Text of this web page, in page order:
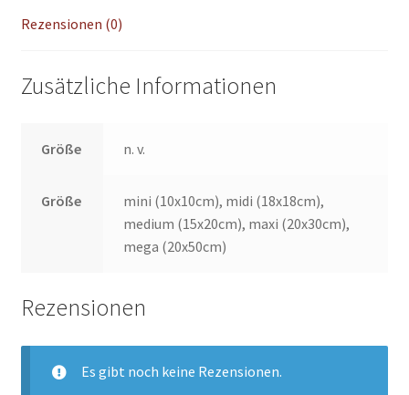
Rezensionen (0)
Zusätzliche Informationen
Größe n. v.
Größe
mini (10x10cm), midi (18x18cm),
medium (15x20cm), maxi (20x30cm),
mega (20x50cm)
Rezensionen
Es gibt noch keine Rezensionen.